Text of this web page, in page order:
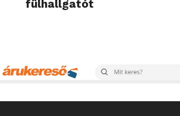
fülhallgatót